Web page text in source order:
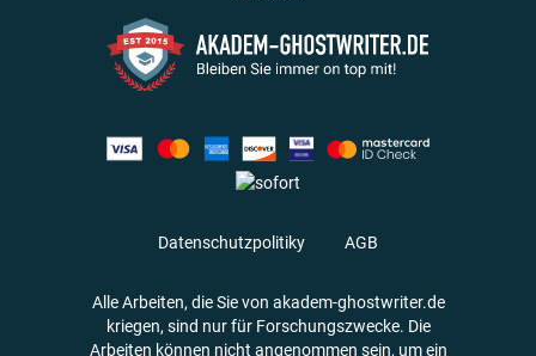
Datenschutzpolitiky AGB
Alle Arbeiten, die Sie von akadem-ghostwriter.de
kriegen, sind nur für Forschungszwecke. Die
Arbeiten können nicht angenommen sein, um ein